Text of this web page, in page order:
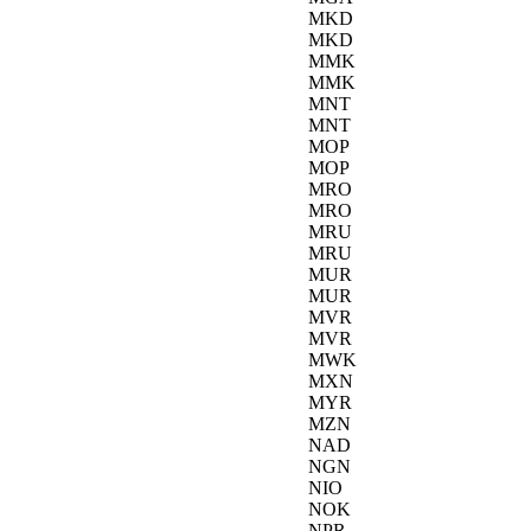
MKD
MKD
MMK
MMK
MNT
MNT
MOP
MOP
MRO
MRO
MRU
MRU
MUR
MUR
MVR
MVR
MWK
MXN
MYR
MZN
NAD
NGN
NIO
NOK